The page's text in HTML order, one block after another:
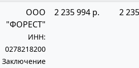
ООО
"ФОРЕСТ"
ИНН:
0278218200
Заключение
2 235 994 р. 2